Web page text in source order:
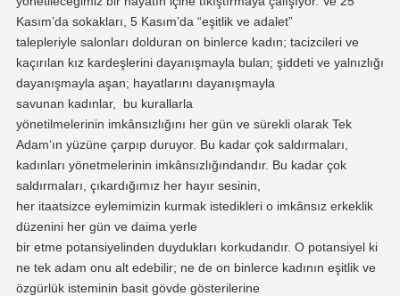
Kasım’da sokakları, 5 Kasım’da “eşitlik ve adalet”
talepleriyle salonları dolduran on binlerce kadın; tacizcileri ve
kaçırılan kız kardeşlerini dayanışmayla bulan; şiddeti ve yalnızlığı
dayanışmayla aşan; hayatlarını dayanışmayla
savunan kadınlar,
bu kurallarla
yönetilmelerinin imkânsızlığını her gün ve sürekli olarak Tek
Adam‘ın yüzüne çarpıp duruyor. Bu kadar çok saldırmaları,
kadınları yönetmelerinin imkânsızlığındandır. Bu kadar çok
saldırmaları, çıkardığımız her hayır sesinin,
her itaatsizce eylemimizin kurmak istedikleri o imkânsız erkeklik
düzeniniher gün ve daima yerle
bir etme potansiyelinden duydukları korkudandır. O potansiyel ki
ne tek adam onu alt edebilir; ne de on binlerce kadının eşitlik ve
özgürlük isteminin basit gövde gösterilerine